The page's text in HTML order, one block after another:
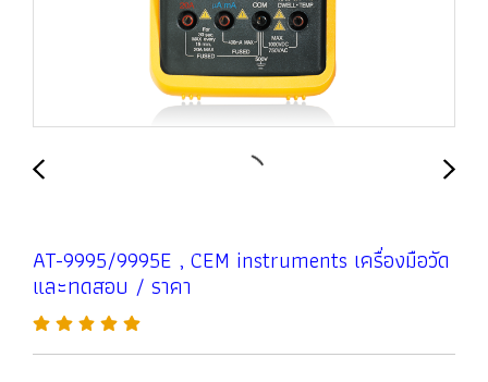
AT-9995/9995E , CEM instruments เครื่องมือวัด
และทดสอบ / ราคา